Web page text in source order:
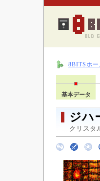
8BITSホー
基本データ
ジハ
クリスタ